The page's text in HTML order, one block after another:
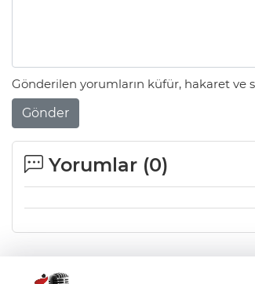
Gönderilen yorumların küfür, hakaret ve
Gönder
Yorumlar (0)